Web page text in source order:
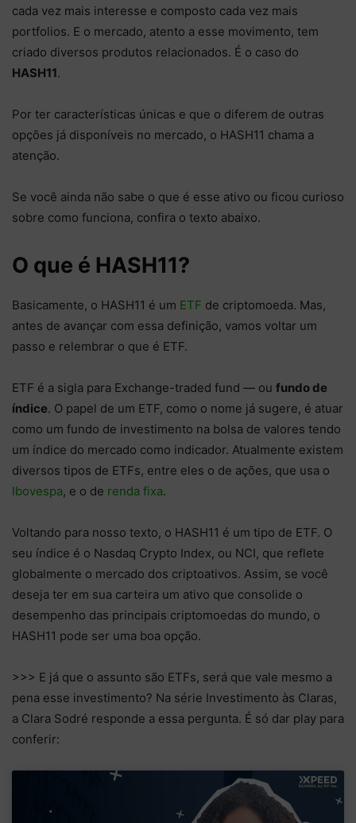
cada vez mais interesse e composto cada vez mais
portfolios. E o mercado, atento a esse movimento, tem
criado diversos produtos relacionados. É o caso do
HASH11.
Por ter características únicas e que o diferem de outras
opções já disponíveis no mercado, o HASH11 chama a
atenção.
Se você ainda não sabe o que é esse ativo ou ficou curioso
sobre como funciona, confira o texto abaixo.
O que é HASH11?
Basicamente, o HASH11 é um ETF de criptomoeda. Mas,
antes de avançar com essa definição, vamos voltar um
passo e relembrar o que é ETF.
ETF é a sigla para Exchange-traded fund — ou fundo de
índice. O papel de um ETF, como o nome já sugere, é atuar
como um fundo de investimento na bolsa de valores tendo
um índice do mercado como indicador. Atualmente existem
diversos tipos de ETFs, entre eles o de ações, que usa o
Ibovespa, e o de renda fixa.
Voltando para nosso texto, o HASH11 é um tipo de ETF. O
seu índice é o Nasdaq Crypto Index, ou NCI, que reflete
globalmente o mercado dos criptoativos. Assim, se você
deseja ter em sua carteira um ativo que consolide o
desempenho das principais criptomoedas do mundo, o
HASH11 pode ser uma boa opção.
>>> E já que o assunto são ETFs, será que vale mesmo a
pena esse investimento? Na série Investimento às Claras,
a Clara Sodré responde a essa pergunta. É só dar play para
conferir: